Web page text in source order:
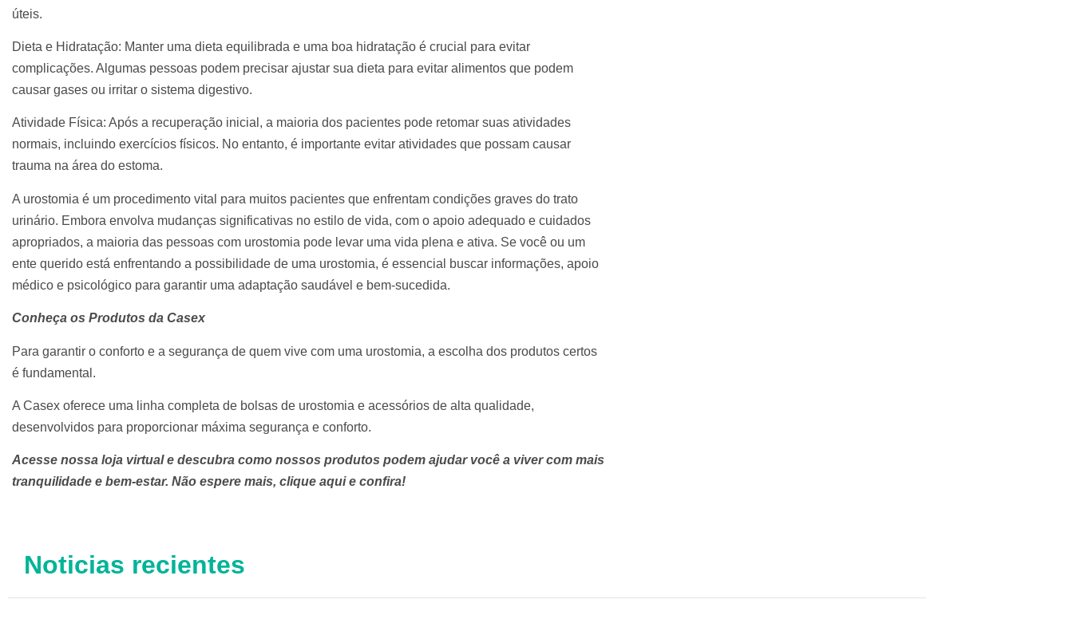
úteis.
Dieta e Hidratação: Manter uma dieta equilibrada e uma boa hidratação é crucial para evitar
complicações. Algumas pessoas podem precisar ajustar sua dieta para evitar alimentos que podem
causar gases ou irritar o sistema digestivo.
Atividade Física: Após a recuperação inicial, a maioria dos pacientes pode retomar suas atividades
normais, incluindo exercícios físicos. No entanto, é importante evitar atividades que possam causar
trauma na área do estoma.
A urostomia é um procedimento vital para muitos pacientes que enfrentam condições graves do trato
urinário. Embora envolva mudanças significativas no estilo de vida, com o apoio adequado e cuidados
apropriados, a maioria das pessoas com urostomia pode levar uma vida plena e ativa. Se você ou um
ente querido está enfrentando a possibilidade de uma urostomia, é essencial buscar informações, apoio
médico e psicológico para garantir uma adaptação saudável e bem-sucedida.
Conheça os Produtos da Casex
Para garantir o conforto e a segurança de quem vive com uma urostomia, a escolha dos produtos certos
é fundamental.
A Casex oferece uma linha completa de bolsas de urostomia e acessórios de alta qualidade,
desenvolvidos para proporcionar máxima segurança e conforto.
Acesse nossa loja virtual e descubra como nossos produtos podem ajudar você a viver com mais
tranquilidade e bem-estar. Não espere mais, clique aqui e confira!
Noticias recientes